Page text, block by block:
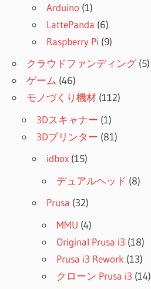
Arduino (1)
LattePanda (6)
Raspberry Pi (9)
クラウドファンディング(5)
ゲーム (46)
モノづくり機材 (112)
3Dスキャナー (1)
3Dプリンター (81)
idbox (15)
デュアルヘッド (8)
Prusa (32)
MMU (4)
Original Prusa i3 (18)
Prusa i3 Rework (13)
クローン Prusa i3 (14)